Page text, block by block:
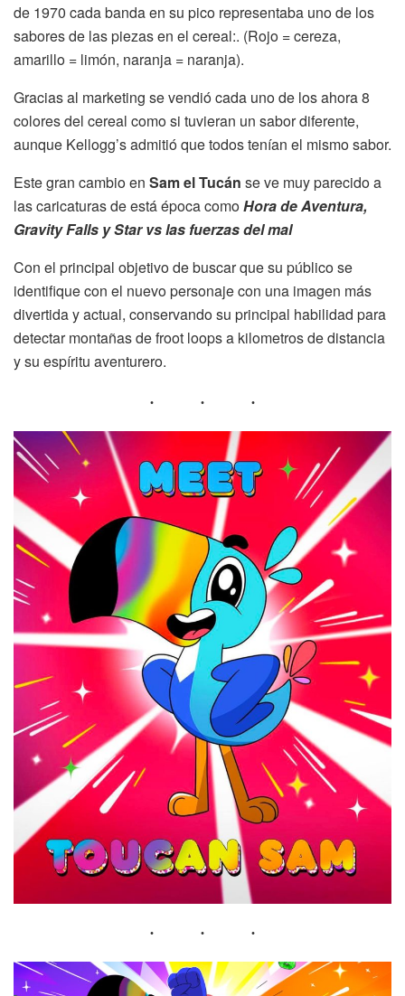
de 1970 cada banda en su pico representaba uno de los
sabores de las piezas en el cereal:. (Rojo = cereza,
amarillo = limón, naranja = naranja).
Gracias al marketing se vendió cada uno de los ahora 8
colores del cereal como si tuvieran un sabor diferente,
aunque Kellogg’s admitió que todos tenían el mismo sabor.
Este gran cambio en Sam el Tucán se ve muy parecido a
las caricaturas de está época comoHora de Aventura,
Gravity Falls y Star vs las fuerzas del mal
Con el principal objetivo de buscar que su público se
identifique con el nuevo personaje con una imagen más
divertida y actual, conservando su principal habilidad para
detectar montañas de froot loops a kilometros de distancia
y su espíritu aventurero.